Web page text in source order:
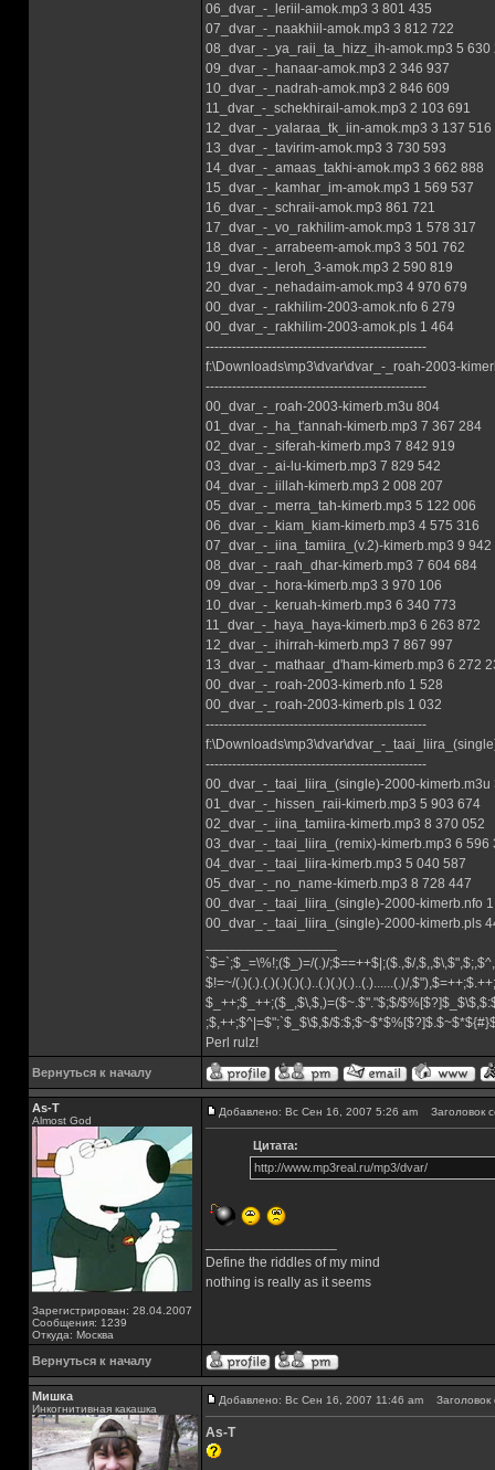
06_dvar_-_leriil-amok.mp3 3 801 435
07_dvar_-_naakhiil-amok.mp3 3 812 722
08_dvar_-_ya_raii_ta_hizz_ih-amok.mp3 5 630
09_dvar_-_hanaar-amok.mp3 2 346 937
10_dvar_-_nadrah-amok.mp3 2 846 609
11_dvar_-_schekhirail-amok.mp3 2 103 691
12_dvar_-_yalaraa_tk_iin-amok.mp3 3 137 516
13_dvar_-_tavirim-amok.mp3 3 730 593
14_dvar_-_amaas_takhi-amok.mp3 3 662 888
15_dvar_-_kamhar_im-amok.mp3 1 569 537
16_dvar_-_schraii-amok.mp3 861 721
17_dvar_-_vo_rakhilim-amok.mp3 1 578 317
18_dvar_-_arrabeem-amok.mp3 3 501 762
19_dvar_-_leroh_3-amok.mp3 2 590 819
20_dvar_-_nehadaim-amok.mp3 4 970 679
00_dvar_-_rakhilim-2003-amok.nfo 6 279
00_dvar_-_rakhilim-2003-amok.pls 1 464
--------------------------------------------------
f:\Downloads\mp3\dvar\dvar_-_roah-2003-
--------------------------------------------------
00_dvar_-_roah-2003-kimerb.m3u 804
01_dvar_-_ha_t'annah-kimerb.mp3 7 367 284
02_dvar_-_siferah-kimerb.mp3 7 842 919
03_dvar_-_ai-lu-kimerb.mp3 7 829 542
04_dvar_-_iillah-kimerb.mp3 2 008 207
05_dvar_-_merra_tah-kimerb.mp3 5 122 006
06_dvar_-_kiam_kiam-kimerb.mp3 4 575 316
07_dvar_-_iina_tamiira_(v.2)-kimerb.mp3 9 942
08_dvar_-_raah_dhar-kimerb.mp3 7 604 684
09_dvar_-_hora-kimerb.mp3 3 970 106
10_dvar_-_keruah-kimerb.mp3 6 340 773
11_dvar_-_haya_haya-kimerb.mp3 6 263 872
12_dvar_-_ihirrah-kimerb.mp3 7 867 997
13_dvar_-_mathaar_d'ham-kimerb.mp3 6 272
00_dvar_-_roah-2003-kimerb.nfo 1 528
00_dvar_-_roah-2003-kimerb.pls 1 032
--------------------------------------------------
f:\Downloads\mp3\dvar\dvar_-
--------------------------------------------------
00_dvar_-_taai_liira_(single)-2000-kimerb.m3u
01_dvar_-_hissen_raii-kimerb.mp3 5 903 674
02_dvar_-_iina_tamiira-kimerb.mp3 8 370 052
03_dvar_-_taai_liira_(remix)-kimerb.mp3 6 596
04_dvar_-_taai_liira-kimerb.mp3 5 040 587
05_dvar_-_no_name-kimerb.mp3 8 728 447
00_dvar_-_taai_liira_(single)-2000-kimerb.nfo
00_dvar_-_taai_liira_(single)-2000-kimerb.pls
`$=`;$_=\%!;($_)=/(.)/;$==++$|;($.,$/
$!=~/(.)(.).(.)(.)(.)(.)..(.)(.)(.)..(.)......(.)/
$_++;$_++;($_,$\,$,)=($~.$"."$;$/
;$,++;$^|=$";`$_$\$,$/
Perl rulz!
Вернуться к началу
As-T
Almost God
Зарегистрирован: 28.04.2007
Сообщения: 1239
Откуда: Москва
Добавлено: Вс Сен 16, 2007 5:26 am Заголовок
Цитата:
http://www.mp3real.ru/mp3/dvar/
Define the riddles of my mind
nothing is really as it seems
Вернуться к началу
Мишка
Инкогнитивная какашка
Добавлено: Вс Сен 16, 2007 11:46 am Заголовок
As-T